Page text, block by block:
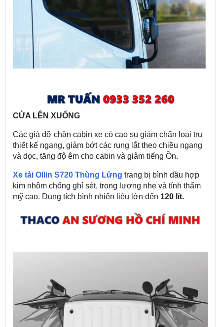
CỬA LÊN XUỐNG
Các giá đỡ chân cabin xe có cao su giảm chấn loại trụ
thiết kế ngang, giảm bớt các rung lắt theo chiều ngang
và dọc, tăng độ êm cho cabin và giảm tiếng Ồn.
Xe tải Ollin S720 Thùng Lửng trang bị bình dầu hợp
kim nhôm chống ghỉ sét, trọng lượng nhẹ và tính thẩm
mỹ cao. Dung tích bình nhiên liệu lớn đến 120 lít.